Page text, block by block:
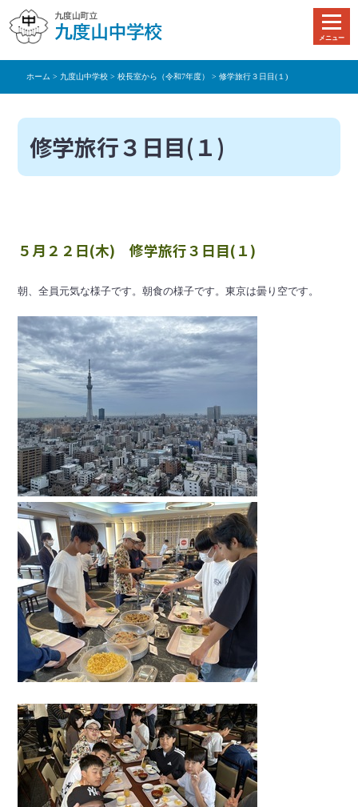
文
移
メニュー
ホーム > 九度山中学校 >校長室から（令和7年度） > 修学旅行３日目(１)
修学旅行３日目(１)
５月２２日(木) 修学旅行３日目(１)
朝、全員元気な様子です。朝食の様子です。東京は曇り空です。